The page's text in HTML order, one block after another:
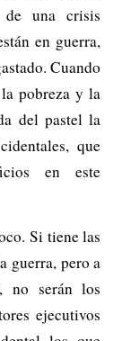
de una crisis
en guerra,
Cuando
pobreza y la
del pastel la
que
en este
Si tiene las
guerra, pero a
no serán los
ejecutivos